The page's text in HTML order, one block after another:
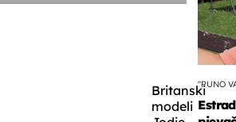
Britanski
modeli
"PUNO